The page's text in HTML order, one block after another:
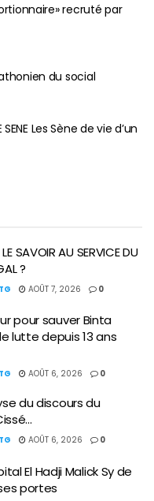
recruté par
du social
SENE Les Sène de vie d’un
SAVOIR AU SERVICE DU
?
AOÛT 7, 2026 0
pour sauver Binta
lutte depuis 13 ans
AOÛT 6, 2026 0
du discours du
AOÛT 6, 2026 0
El Hadji Malick Sy de
portes